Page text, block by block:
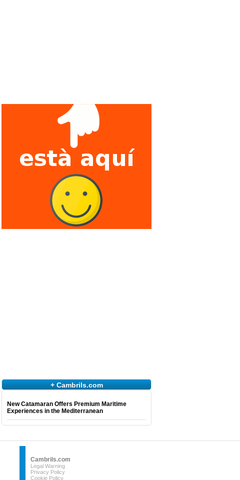
+ Cambrils.com
New Catamaran Offers Premium Maritime
Experiences in the Mediterranean
Cambrils.com
Legal Warning
Privacy Policy
Cookie Policy